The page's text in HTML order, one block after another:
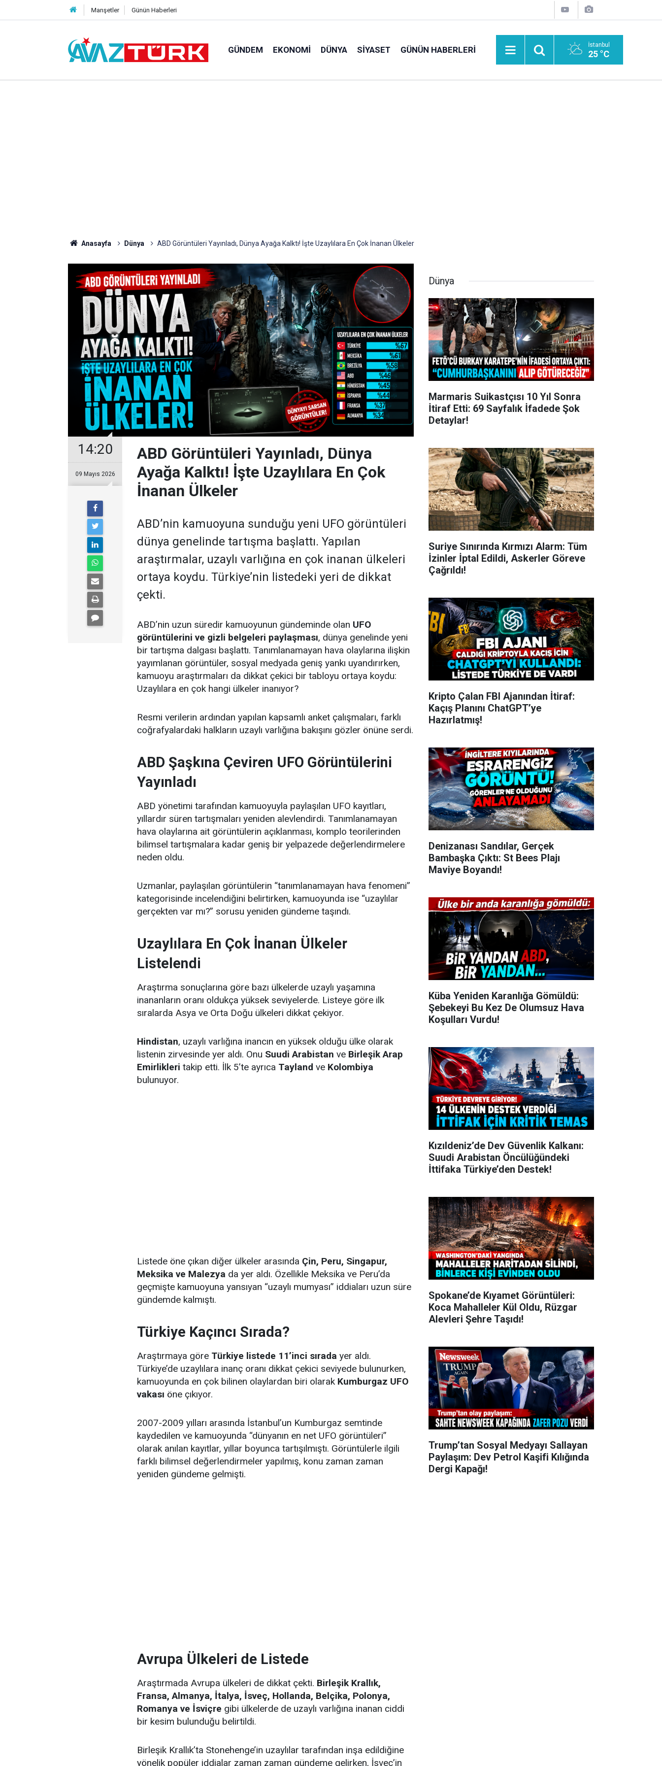
Manşetler Günün Haberleri
GÜNDEM EKONOMI DÜNYA SIYASET GÜNÜN HABERLERI İstanbul
25 °C
Anasayfa Dünya ABD Görüntüleri Yayınladı, Dünya Ayağa Kalktı! İşte Uzaylılara En Çok İnanan Ülkeler
14:20
09 Mayıs 2026
ABD Görüntüleri Yayınladı, Dünya
Ayağa Kalktı! İşte Uzaylılara En Çok
İnanan Ülkeler
ABD’nin kamuoyuna sunduğu yeni UFO görüntüleri
dünya genelinde tartışma başlattı. Yapılan
araştırmalar, uzaylı varlığına en çok inanan ülkeleri
ortaya koydu. Türkiye’nin listedeki yeri de dikkat
çekti.
ABD’nin uzun süredir kamuoyunun gündeminde olan UFO
görüntülerini ve gizli belgeleri paylaşması, dünya genelinde yeni
bir tartışma dalgası başlattı. Tanımlanamayan hava olaylarına ilişkin
yayımlanan görüntüler, sosyal medyada geniş yankı uyandırırken,
kamuoyu araştırmaları da dikkat çekici bir tabloyu ortaya koydu:
Uzaylılara en çok hangi ülkeler inanıyor?
Resmi verilerin ardından yapılan kapsamlı anket çalışmaları, farklı
coğrafyalardaki halkların uzaylı varlığına bakışını gözler önüne serdi.
ABD Şaşkına Çeviren UFO Görüntülerini
Yayınladı
ABD yönetimi tarafından kamuoyuyla paylaşılan UFO kayıtları,
yıllardır süren tartışmaları yeniden alevlendirdi. Tanımlanamayan
hava olaylarına ait görüntülerin açıklanması, komplo teorilerinden
bilimsel tartışmalara kadar geniş bir yelpazede değerlendirmelere
neden oldu.
Uzmanlar, paylaşılan görüntülerin “tanımlanamayan hava fenomeni”
kategorisinde incelendiğini belirtirken, kamuoyunda ise “uzaylılar
gerçekten var mı?” sorusu yeniden gündeme taşındı.
Uzaylılara En Çok İnanan Ülkeler
Listelendi
Araştırma sonuçlarına göre bazı ülkelerde uzaylı yaşamına
inananların oranı oldukça yüksek seviyelerde. Listeye göre ilk
sıralarda Asya ve Orta Doğu ülkeleri dikkat çekiyor.
Hindistan, uzaylı varlığına inancın en yüksek olduğu ülke olarak
listenin zirvesinde yer aldı. Onu Suudi Arabistan ve Birleşik Arap
Emirlikleri takip etti. İlk 5’te ayrıca Tayland ve Kolombiya
bulunuyor.
Listede öne çıkan diğer ülkeler arasında Çin, Peru, Singapur,
Meksika ve Malezya da yer aldı. Özellikle Meksika ve Peru’da
geçmişte kamuoyuna yansıyan “uzaylı mumyası” iddiaları uzun süre
gündemde kalmıştı.
Türkiye Kaçıncı Sırada?
Araştırmaya göre Türkiye listede 11’inci sırada yer aldı.
Türkiye’de uzaylılara inanç oranı dikkat çekici seviyede bulunurken,
kamuoyunda en çok bilinen olaylardan biri olarak Kumburgaz UFO
vakası öne çıkıyor.
2007-2009 yılları arasında İstanbul’un Kumburgaz semtinde
kaydedilen ve kamuoyunda “dünyanın en net UFO görüntüleri”
olarak anılan kayıtlar, yıllar boyunca tartışılmıştı. Görüntülerle ilgili
farklı bilimsel değerlendirmeler yapılmış, konu zaman zaman
yeniden gündeme gelmişti.
Avrupa Ülkeleri de Listede
Araştırmada Avrupa ülkeleri de dikkat çekti. Birleşik Krallık,
Fransa, Almanya, İtalya, İsveç, Hollanda, Belçika, Polonya,
Romanya ve İsviçre gibi ülkelerde de uzaylı varlığına inanan ciddi
bir kesim bulunduğu belirtildi.
Birleşik Krallık’ta Stonehenge’in uzaylılar tarafından inşa edildiğine
yönelik popüler iddialar zaman zaman gündeme gelirken, İsveç’in
Dünya
Marmaris Suikastçısı 10 Yıl Sonra
İtiraf Etti: 69 Sayfalık İfadede Şok
Detaylar!
Suriye Sınırında Kırmızı Alarm: Tüm
İzinler İptal Edildi, Askerler Göreve
Çağrıldı!
Kripto Çalan FBI Ajanından İtiraf:
Kaçış Planını ChatGPT’ye
Hazırlatmış!
Denizanası Sandılar, Gerçek
Bambaşka Çıktı: St Bees Plajı
Maviye Boyandı!
Küba Yeniden Karanlığa Gömüldü:
Şebekeyi Bu Kez De Olumsuz Hava
Koşulları Vurdu!
Kızıldeniz’de Dev Güvenlik Kalkanı:
Suudi Arabistan Öncülüğündeki
İttifaka Türkiye’den Destek!
Spokane’de Kıyamet Görüntüleri:
Koca Mahalleler Kül Oldu, Rüzgar
Alevleri Şehre Taşıdı!
Trump’tan Sosyal Medyayı Sallayan
Paylaşım: Dev Petrol Kaşifi Kılığında
Dergi Kapağı!